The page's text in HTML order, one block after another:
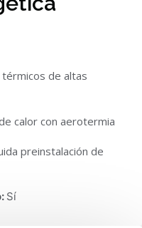
térmicos de altas
calor con aerotermia
preinstalación de
Sí